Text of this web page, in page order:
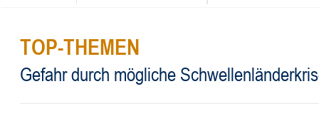
TOP-THEMEN
Gefahr durch mögliche